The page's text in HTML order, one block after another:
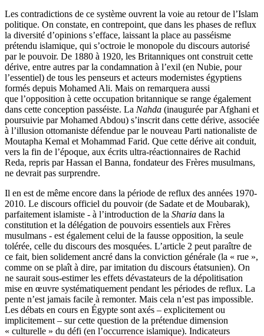
Les contradictions de ce système ouvrent la voie au retour de l’Islam
politique. On constate, en contrepoint, que dans les phases de reflux
la diversité d’opinions s’efface, laissant la place au passéisme
prétendu islamique, qui s’octroie le monopole du discours autorisé
par le pouvoir. De 1880 à 1920, les Britanniques ont construit cette
dérive, entre autres par la condamnation à l’exil (en Nubie, pour
l’essentiel) de tous les penseurs et acteurs modernistes égyptiens
formés depuis Mohamed Ali. Mais on remarquera aussi
que l’opposition à cette occupation britannique se range également
dans cette conception passéiste. La Nahda (inaugurée par Afghani et
poursuivie par Mohamed Abdou) s’inscrit dans cette dérive, associée
à l’illusion ottomaniste défendue par le nouveau Parti nationaliste de
Moutapha Kemal et Mohammad Farid. Que cette dérive ait conduit,
vers la fin de l’époque, aux écrits ultra-réactionnaires de Rachid
Reda, repris par Hassan el Banna, fondateur des Frères musulmans,
ne devrait pas surprendre.
Il en est de même encore dans la période de reflux des années 1970-
2010. Le discours officiel du pouvoir (de Sadate et de Moubarak),
parfaitement islamiste - à l’introduction de la Sharia dans la
constitution et la délégation de pouvoirs essentiels aux Frères
musulmans - est également celui de la fausse opposition, la seule
tolérée, celle du discours des mosquées. L’article 2 peut paraître de
ce fait, bien solidement ancré dans la conviction générale (la « rue »,
comme on se plaît à dire, par imitation du discours étatsunien). On
ne saurait sous-estimer les effets dévastateurs de la dépolitisation
mise en œuvre systématiquement pendant les périodes de reflux. La
pente n’est jamais facile à remonter. Mais cela n’est pas impossible.
Les débats en cours en Égypte sont axés – explicitement ou
implicitement – sur cette question de la prétendue dimension
« culturelle » du défi (en l’occurrence islamique). Indicateurs